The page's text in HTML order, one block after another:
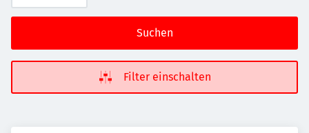
Suchen
Filter einschalten